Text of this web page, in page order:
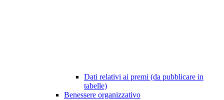
Dati relativi ai premi (da pubblicare in
tabelle)
Benessere organizzativo